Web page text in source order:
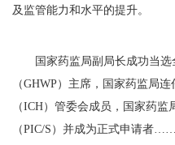
及监管能力和水平的提升。
国家药监局副局长成功当选
（GHWP）主席，国家药监局
（ICH）管委会成员，国家药
（PIC/S）并成为正式申请者